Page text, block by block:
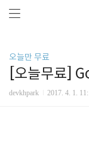
오늘만 무료
[오늘무료]
devkhpark 2017. 4. 1.